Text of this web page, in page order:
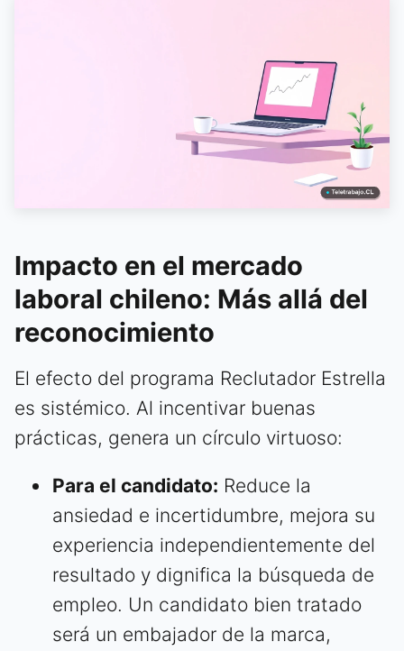
Impacto en el mercado
laboral chileno: Más allá del
reconocimiento
El efecto del programa Reclutador Estrella
es sistémico. Al incentivar buenas
prácticas, genera un círculo virtuoso:
Para el candidato: Reduce la
ansiedad e incertidumbre, mejora su
experiencia independientemente del
resultado y dignifica la búsqueda de
empleo. Un candidato bien tratado
será un embajador de la marca,